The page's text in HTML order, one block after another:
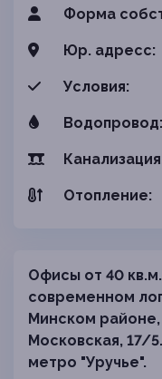
Офисы от 40
современном
Минском районе,
Московская, 17/
метро "Уручье".
Форма
Юр. адресс:
Условия:
Водопровод:
Отопление: